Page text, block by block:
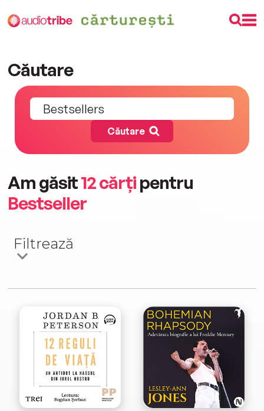
Căutare
Am găsit12 cărțipentru
Bestseller
Filtrează